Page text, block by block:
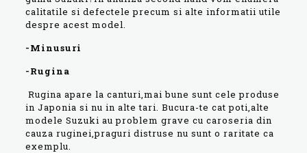
calitatile si defectele precum si alte informatii utile
despre acest model.
-Minusuri
-Rugina
Rugina apare la canturi,mai bune sunt cele produse
in Japonia si nu in alte tari. Bucura-te cat poti,alte
modele Suzuki au problem grave cu caroseria din
cauza ruginei,praguri distruse nu sunt o raritate ca
exemplu.